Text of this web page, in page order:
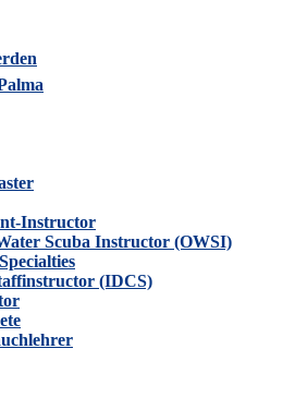
Instructor
Scuba Instructor (OWSI)
(IDCS)